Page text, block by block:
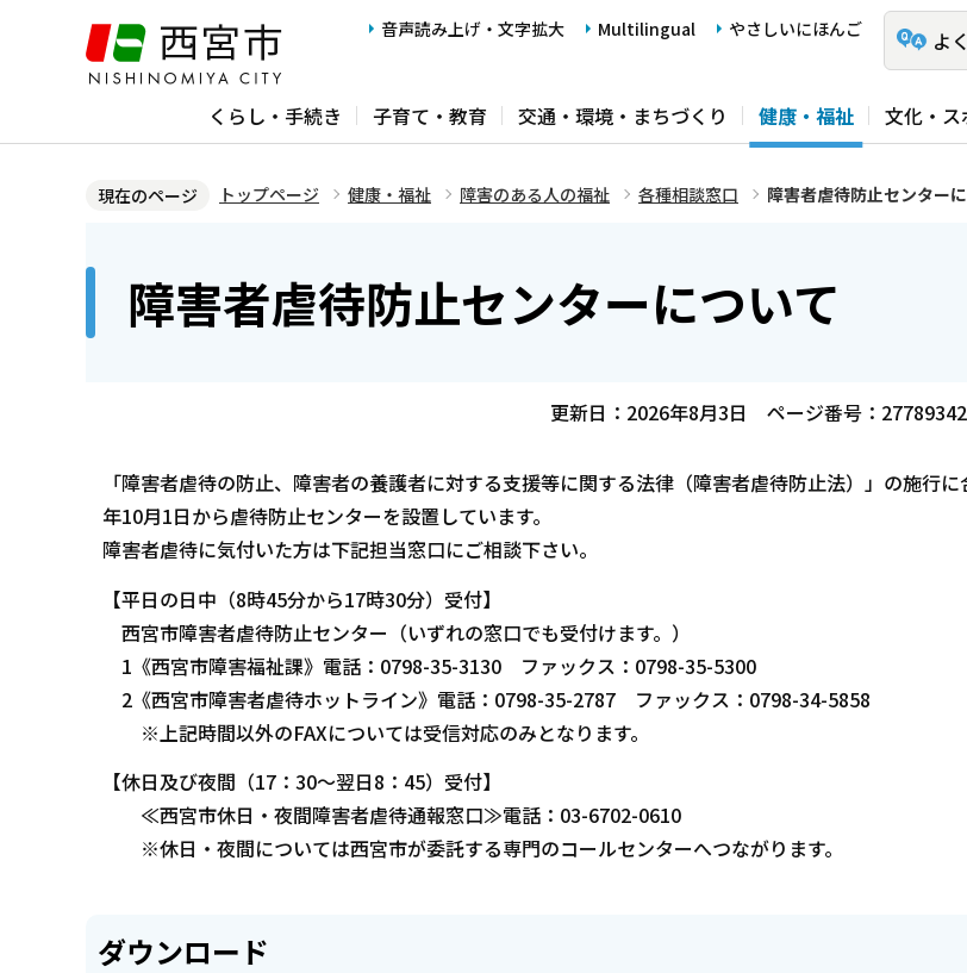
ジ
音声読み上げ・文字拡大 Multilingual やさしいにほんご よ
くらし・手続き 子育て・教育 交通・環境・まちづくり 健康・福祉 文化・
現在のページ トップページ 健康・福祉 障害のある人の福祉 各種相談窓口 障害者虐待防止センター
障害者虐待防止センターについて
更新日：2026年8月3日 ページ番号：27789342
「障害者虐待の防止、障害者の養護者に対する支援等に関する法律（障害者虐待防止法）」の施行
年10月1日から虐待防止センターを設置しています。
障害者虐待に気付いた方は下記担当窓口にご相談下さい。
【平日の日中（8時45分から17時30分）受付】
西宮市障害者虐待防止センター（いずれの窓口でも受付けます。）
1《西宮市障害福祉課》電話：0798-35-3130 ファックス：0798-35-5300
2《西宮市障害者虐待ホットライン》電話：0798-35-2787 ファックス：0798-34-5858
※上記時間以外のFAXについては受信対応のみとなります。
【休日及び夜間（17：30～翌日8：45）受付】
≪西宮市休日・夜間障害者虐待通報窓口≫電話：03-6702-0610
※休日・夜間については西宮市が委託する専門のコールセンターへつながります。
ダウンロード